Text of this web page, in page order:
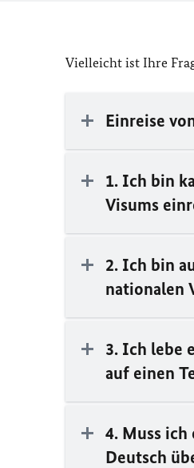
Vielleicht ist Ihre
Einreise
1. Ich bin
Visums
2. Ich bin
nationalen
3. Ich lebe
auf einen
4. Muss
Deutsch